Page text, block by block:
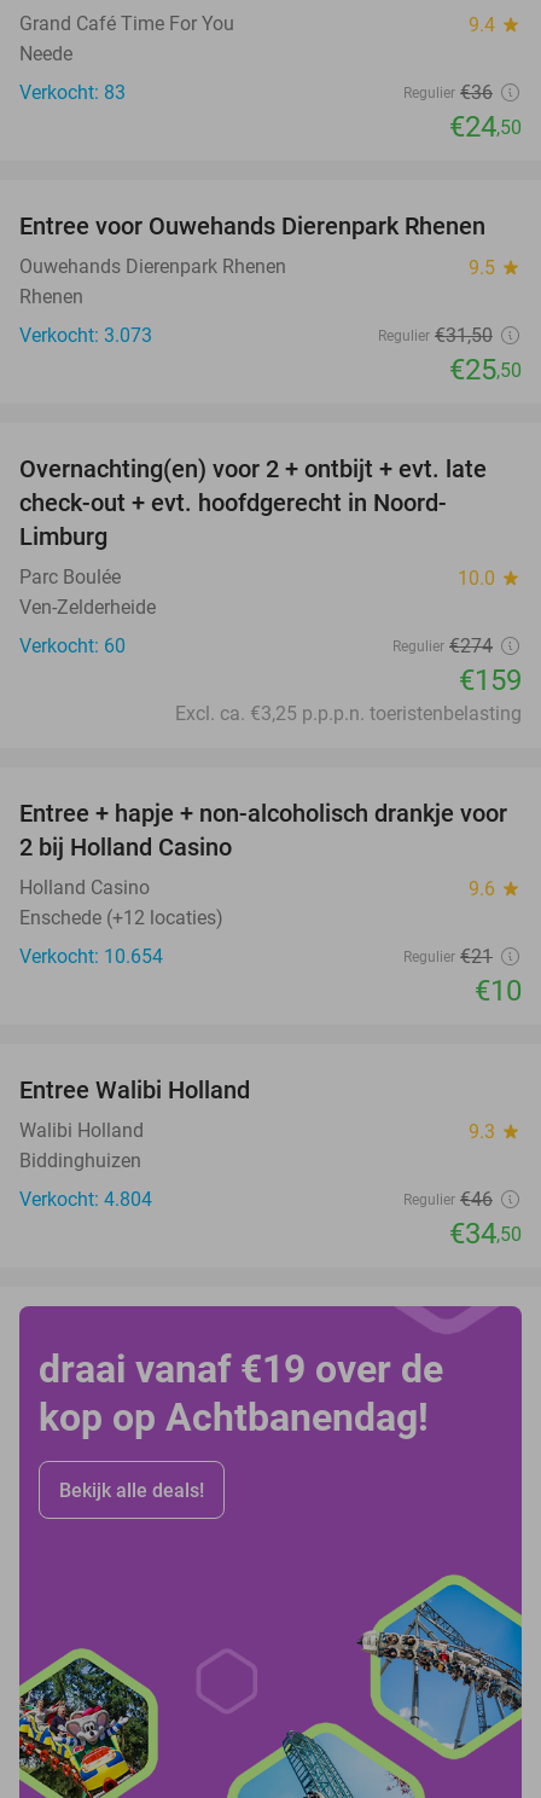
Grand Café Time For You 9.4 star
Neede
Verkocht: 83
Regulier €36
€24,50
19%
Entree voor Ouwehands Dierenpark Rhenen
Ouwehands Dierenpark Rhenen 9.5 star
Rhenen
Verkocht: 3.073
Regulier €31,50
€25,50
42%
Overnachting(en) voor 2 + ontbijt + evt. late
check-out + evt. hoofdgerecht in Noord-
Limburg
Parc Boulée 10.0 star
Ven-Zelderheide
Verkocht: 60
Regulier €274
€159
Excl. ca. €3,25 p.p.p.n. toeristenbelasting
52%
Entree + hapje + non-alcoholisch drankje voor
2 bij Holland Casino
Holland Casino 9.6 star
Enschede (+12 locaties)
Verkocht: 10.654
Regulier €21
€10
Entree Walibi Holland
Walibi Holland 9.3 star
Biddinghuizen
Verkocht: 4.804
Regulier €46
€34,50
draai vanaf €19 over de
kop op Achtbanendag!
Bekijk alle deals!